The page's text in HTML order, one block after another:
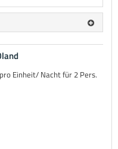
pro Einheit/ Nacht für 2 Pers.